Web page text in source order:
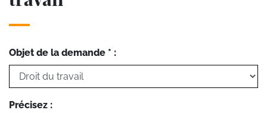
Objet de la demande * :
Précisez :